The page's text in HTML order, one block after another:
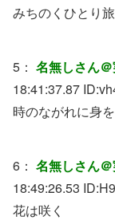
みちのくひとり旅
5： 名無しさん
18:41:37.87 ID:
時のながれに身
6： 名無しさん
18:49:26.53 ID:
花は咲く